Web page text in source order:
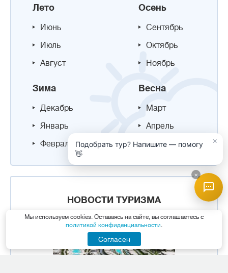
Лето
Июнь
Июль
Август
Осень
Сентябрь
Октябрь
Ноябрь
Зима
Декабрь
Январь
Февраль
Весна
Март
Апрель
Май
НОВОСТИ ТУРИЗМА
Мы используем cookies. Оставаясь на сайте, вы соглашаетесь с
политикой конфиденциальности.
Согласен
×
Подобрать тур? Напишите — помогу
👋
×